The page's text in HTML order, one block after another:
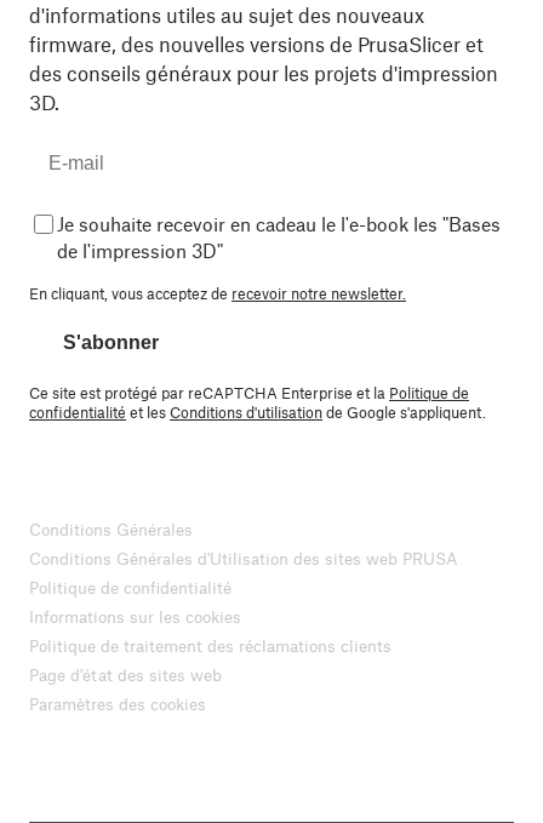
d'informations utiles au sujet des nouveaux
firmware, des nouvelles versions de PrusaSlicer et
des conseils généraux pour les projets d'impression
3D.
Je souhaite recevoir en cadeau le l'e-book les "Bases
de l'impression 3D"
En cliquant, vous acceptez de recevoir notre newsletter.
S'abonner
Ce site est protégé par reCAPTCHA Enterprise et la Politique de
confidentialité et lesConditions d'utilisationde Google s'appliquent.
Conditions Générales
Conditions Générales d'Utilisation des sites web PRUSA
Politique de confidentialité
Informations sur les cookies
Politique de traitement des réclamations clients
Page d'état des sites web
Paramètres des cookies